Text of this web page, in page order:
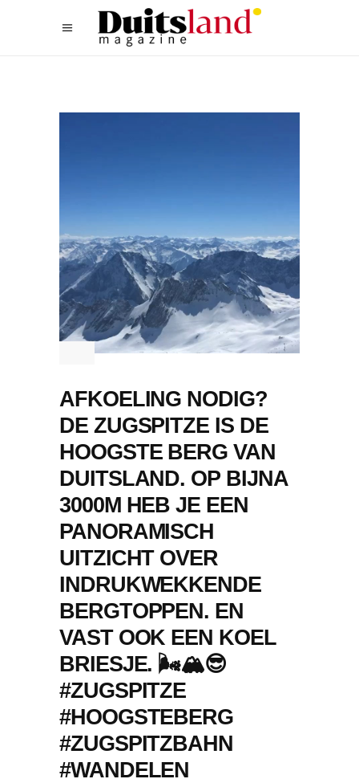
AFKOELING NODIG?
DE ZUGSPITZE IS DE
HOOGSTE BERG VAN
DUITSLAND. OP BIJNA
3000M HEB JE EEN
PANORAMISCH
UITZICHT OVER
INDRUKWEKKENDE
BERGTOPPEN. EN
VAST OOK EEN KOEL
BRIESJE. 🌬🏔😎
#ZUGSPITZE
#HOOGSTEBERG
#ZUGSPITZBAHN
#WANDELEN